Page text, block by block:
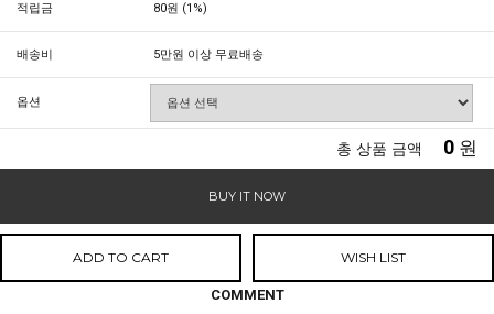
적립금 80원 (1%)
배송비 5만원 이상 무료배송
옵션
총 상품 금액 0 원
BUY IT NOW
ADD TO CART WISH LIST
COMMENT